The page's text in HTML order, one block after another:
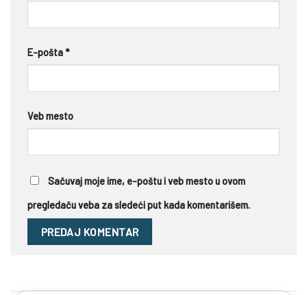
E-pošta*
Veb mesto
Sačuvaj moje ime, e-poštu i veb mesto u ovom
pregledaču veba za sledeći put kada komentarišem.